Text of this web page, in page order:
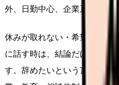
外、日勤中心、企業系、訪問
休みが取れない・希望休が通
に話す時は、結論だけでなく
す。辞めたいという言葉だけ